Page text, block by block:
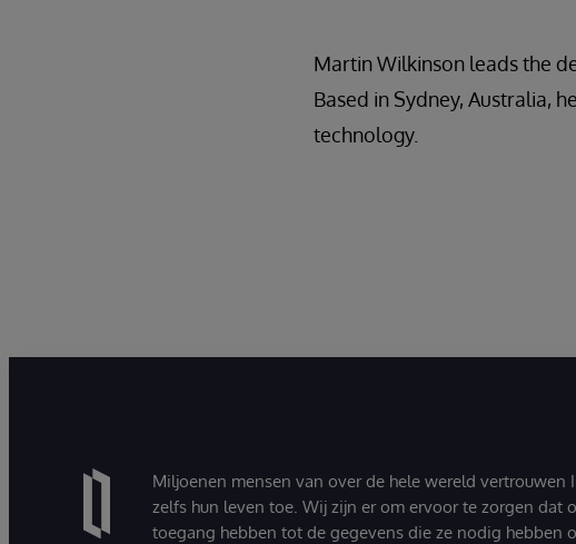
Martin Wilkinson leads the
Based in Sydney, Australia,
technology.
Miljoenen mensen van over de hele wereld vertrouwen
zelfs hun leven toe. Wij zijn er om ervoor te zorgen dat
toegang hebben tot de gegevens die ze nodig hebben